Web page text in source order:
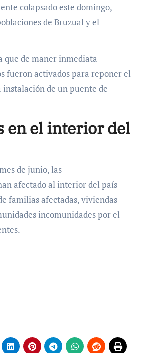
colapsado este domingo,
de Bruzual y el
que de maner inmediata
fueron activados para reponer el
de un puente de
en el interior del
de junio, las
afectado al interior del país
familias afectadas, viviendas
incomunidades por el